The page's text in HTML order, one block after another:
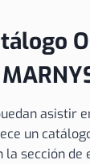
asistir
un
sección de